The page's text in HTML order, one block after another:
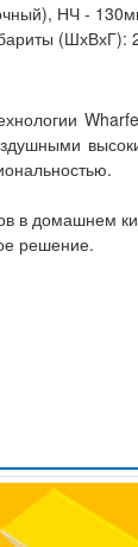
НЧ -
домашнем
решение.